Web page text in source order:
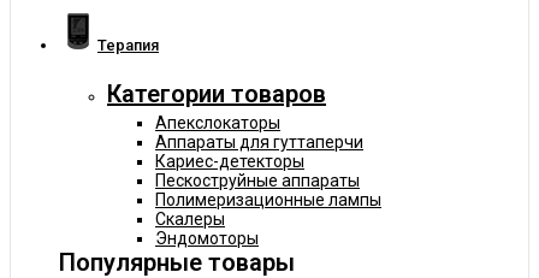
Терапия
Категории товаров
Апекслокаторы
Аппараты для гуттаперчи
Кариес-детекторы
Пескоструйные аппараты
Полимеризационные лампы
Скалеры
Эндомоторы
Популярные товары